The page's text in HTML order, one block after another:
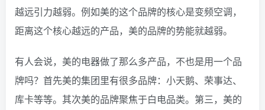
越远引力越弱。例如美的这个品牌的核心是变频空调，
距离这个核心越远的产品，美的品牌的势能就越弱。
有人会说，美的电器做了那么多产品，不也是用一个品
牌吗？首先美的集团里有很多品牌：小天鹅、荣事达、
库卡等等。其次美的品牌聚焦于白电品类。第三，美的